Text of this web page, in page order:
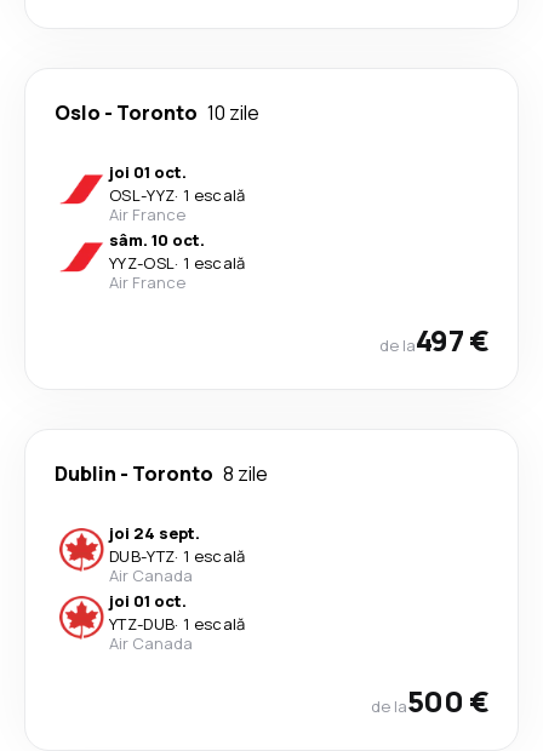
Oslo - Toronto 10 zile
joi 01 oct.
OSL-YYZ· 1 escală
Air France
sâm. 10 oct.
YYZ-OSL· 1 escală
Air France
de la497 €
Dublin - Toronto 8 zile
joi 24 sept.
DUB-YTZ· 1 escală
Air Canada
joi 01 oct.
YTZ-DUB· 1 escală
Air Canada
de la500 €